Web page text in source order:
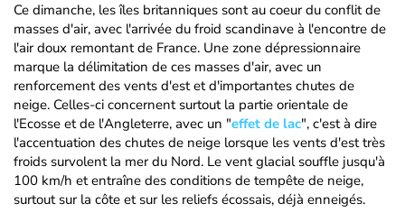
Ce dimanche, les îles britanniques sont au coeur du conflit de
masses d'air, avec l'arrivée du froid scandinave à l'encontre de
l'air doux remontant de France. Une zone dépressionnaire
marque la délimitation de ces masses d'air, avec un
renforcement des vents d'est et d'importantes chutes de
neige. Celles-ci concernent surtout la partie orientale de
l'Ecosse et de l'Angleterre, avec un "effet de lac", c'est à dire
l'accentuation des chutes de neige lorsque les vents d'est très
froids survolent la mer du Nord. Le vent glacial souffle jusqu'à
100 km/h et entraîne des conditions de tempête de neige,
surtout sur la côte et sur les reliefs écossais, déjà enneigés.